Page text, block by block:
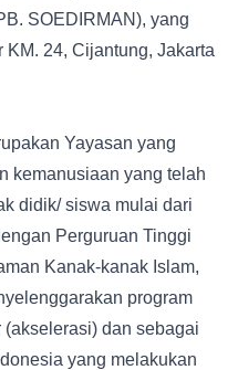
SOEDIRMAN), yang
24, Cijantung, Jakarta
Yayasan yang
kemanusiaan yang telah
didik/ siswa mulai dari
Perguruan Tinggi
Kanak-kanak Islam,
program
dan sebagai
yang melakukan